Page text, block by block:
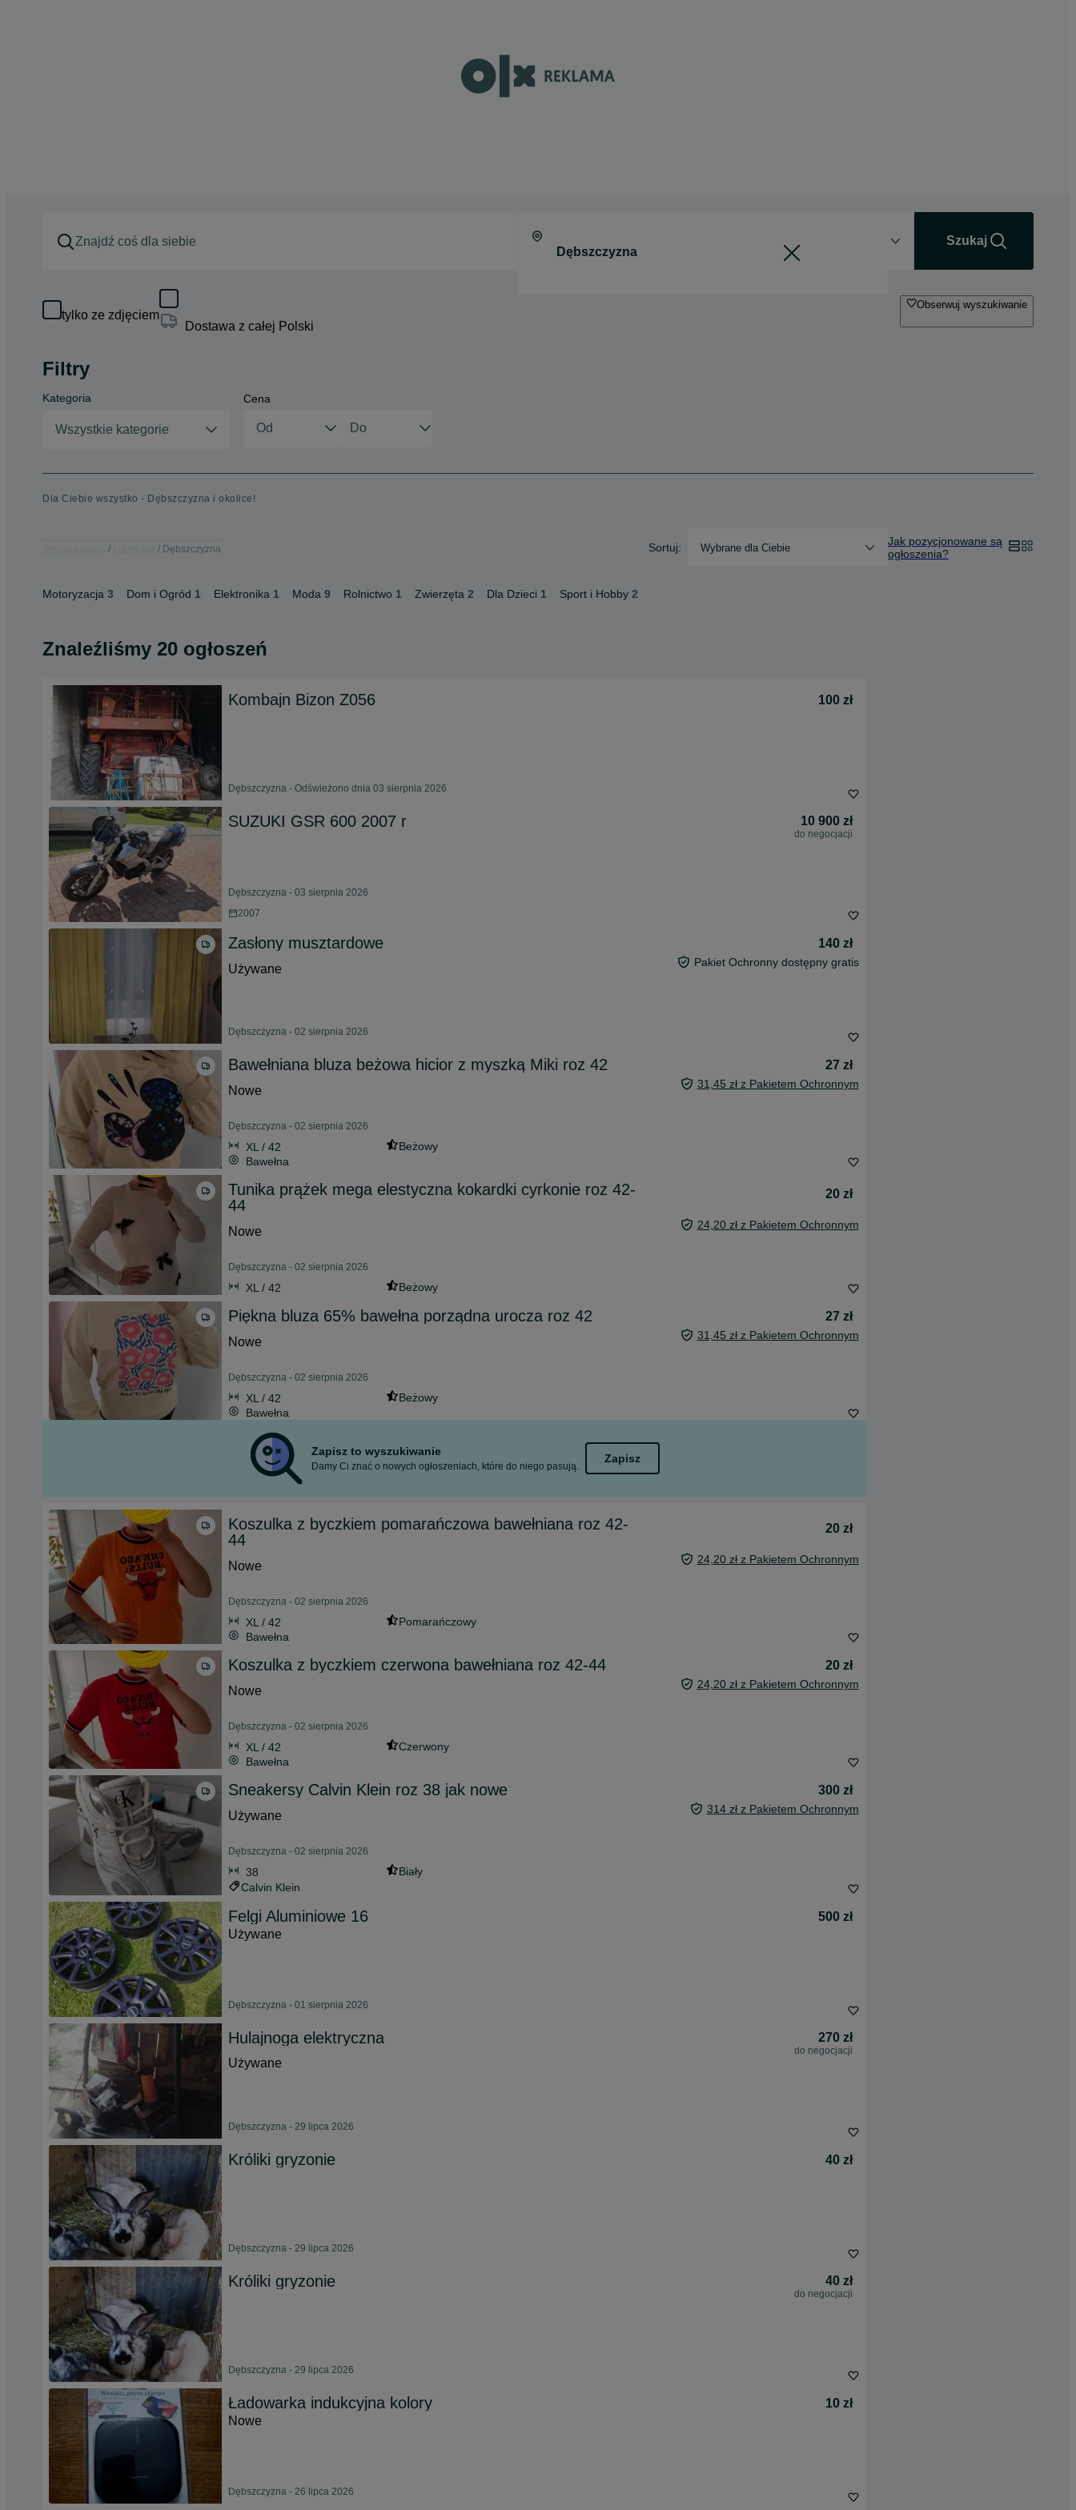
Szukaj
tylko ze zdjęciem
Dostawa z całej Polski
Obserwuj wyszukiwanie
Filtry
Kategoria
Wszystkie kategorie
Cena
Dla Ciebie wszystko - Dębszczyzna i okolice!
Dębszczyzna Sortuj: Wybrane dla Ciebie
Jak pozycjonowane są
ogłoszenia?
Motoryzacja 3 Dom i Ogród 1 Elektronika 1 Moda 9 Rolnictwo 1 Zwierzęta 2 Dla Dzieci 1 Sport i Hobby 2
Znaleźliśmy 20 ogłoszeń
Kombajn Bizon Z056 100 zł
Dębszczyzna - Odświeżono dnia 03 sierpnia 2026
SUZUKI GSR 600 2007 r 10 900 zł
do negocjacji
Dębszczyzna - 03 sierpnia 2026
2007
Zasłony musztardowe
140 zł
Używane
Pakiet Ochronny dostępny gratis
Dębszczyzna - 02 sierpnia 2026
Bawełniana bluza beżowa hicior z myszką Miki roz 42
27 zł
Nowe
31,45 zł z Pakietem Ochronnym
Dębszczyzna - 02 sierpnia 2026
XL / 42
Beżowy
Bawełna
Tunika prążek mega elestyczna kokardki cyrkonie roz 42-
44
20 zł
Nowe 24,20 zł z Pakietem Ochronnym
Dębszczyzna - 02 sierpnia 2026
XL / 42 Beżowy
Piękna bluza 65% bawełna porządna urocza roz 42
27 zł
Nowe
31,45 zł z Pakietem Ochronnym
Dębszczyzna - 02 sierpnia 2026
XL / 42
Beżowy
Bawełna
Zapisz to wyszukiwanie
Damy Ci znać o nowych ogłoszeniach, które do niego pasują.
Zapisz
Koszulka z byczkiem pomarańczowa bawełniana roz 42-
44
20 zł
Nowe 24,20 zł z Pakietem Ochronnym
Dębszczyzna - 02 sierpnia 2026
XL / 42
Pomarańczowy
Bawełna
Koszulka z byczkiem czerwona bawełniana roz 42-44
20 zł
Nowe
24,20 zł z Pakietem Ochronnym
Dębszczyzna - 02 sierpnia 2026
XL / 42
Czerwony
Bawełna
Sneakersy Calvin Klein roz 38 jak nowe
300 zł
Używane
314 zł z Pakietem Ochronnym
Dębszczyzna - 02 sierpnia 2026
38
Biały
Calvin Klein
Felgi Aluminiowe 16
500 zł
Używane
Dębszczyzna - 01 sierpnia 2026
Hulajnoga elektryczna 270 zł
do negocjacji
Używane
Dębszczyzna - 29 lipca 2026
Króliki gryzonie 40 zł
Dębszczyzna - 29 lipca 2026
Króliki gryzonie 40 zł
do negocjacji
Dębszczyzna - 29 lipca 2026
Ładowarka indukcyjna kolory
10 zł
Nowe
Dębszczyzna - 26 lipca 2026